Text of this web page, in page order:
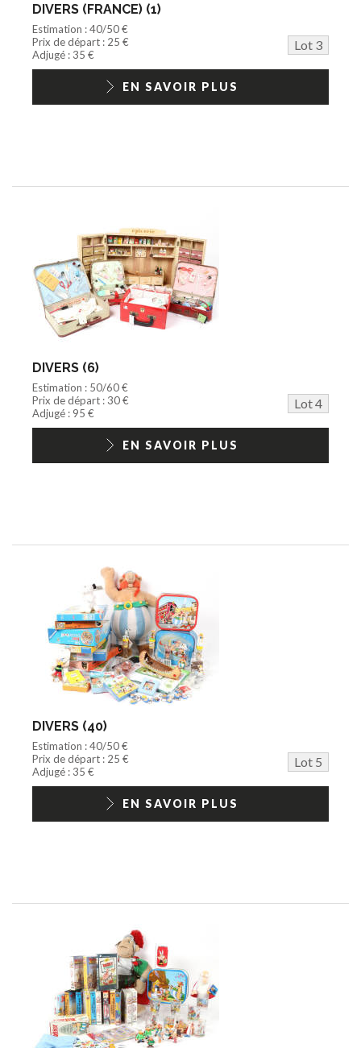
DIVERS (FRANCE) (1)
Estimation : 40/50 €
Prix de départ : 25 €
Lot 3
Adjugé : 35 €
EN SAVOIR PLUS
DIVERS (6)
Estimation : 50/60 €
Prix de départ : 30 €
Lot 4
Adjugé : 95 €
EN SAVOIR PLUS
DIVERS (40)
Estimation : 40/50 €
Prix de départ : 25 €
Lot 5
Adjugé : 35 €
EN SAVOIR PLUS